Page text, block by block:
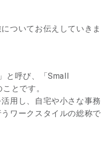
ついてお伝えしていきま
と呼び、「Small
とです。
用し、自宅や小さな事務
ワークスタイルの総称で